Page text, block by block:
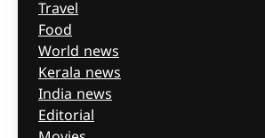
Travel
Food
World news
Kerala news
India news
Editorial